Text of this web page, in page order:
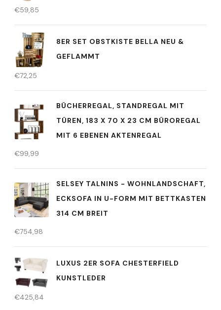
€59,85
8ER SET OBSTKISTE BELLA NEU &
GEFLAMMT
€72,25
BÜCHERREGAL, STANDREGAL MIT
TÜREN, 183 X 70 X 23 CM BÜROREGAL
MIT 6 EBENEN AKTENREGAL
€99,99
SELSEY TALNINS - WOHNLANDSCHAFT,
ECKSOFA IN U-FORM MIT BETTKASTEN
314 CM BREIT
€754,98
LUXUS 2ER SOFA CHESTERFIELD
KUNSTLEDER
€425,84